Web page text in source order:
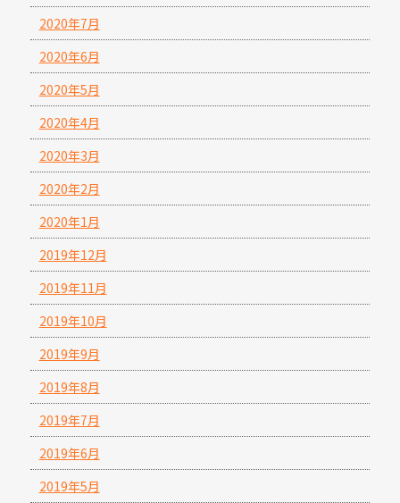
2020年7月
2020年6月
2020年5月
2020年4月
2020年3月
2020年2月
2020年1月
2019年12月
2019年11月
2019年10月
2019年9月
2019年8月
2019年7月
2019年6月
2019年5月